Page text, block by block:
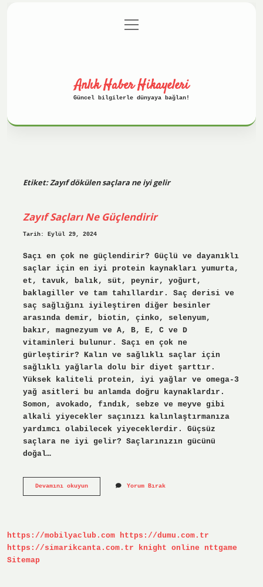
Gizlilik Politikası
menüyü
aç
Anlık Haber Hikayeleri
Güncel bilgilerle dünyaya bağlan!
Etiket:Zayıf dökülen saçlara ne iyi gelir
Zayıf Saçları Ne Güçlendirir
Tarih: Eylül 29, 2024
Saçı en çok ne güçlendirir? Güçlü ve dayanıklı
saçlar için en iyi protein kaynakları yumurta,
et, tavuk, balık, süt, peynir, yoğurt,
baklagiller ve tam tahıllardır. Saç derisi ve
saç sağlığını iyileştiren diğer besinler
arasında demir, biotin, çinko, selenyum,
bakır, magnezyum ve A, B, E, C ve D
vitaminleri bulunur. Saçı en çok ne
gürleştirir? Kalın ve sağlıklı saçlar için
sağlıklı yağlarla dolu bir diyet şarttır.
Yüksek kaliteli protein, iyi yağlar ve omega-3
yağ asitleri bu anlamda doğru kaynaklardır.
Somon, avokado, fındık, sebze ve meyve gibi
alkali yiyecekler saçınızı kalınlaştırmanıza
yardımcı olabilecek yiyeceklerdir. Güçsüz
saçlara ne iyi gelir? Saçlarınızın gücünü
doğal…
Devamını okuyunZayıf
Yorum Bırak
https://mobilyaclub.com https://dumu.com.tr
https://simarikcanta.com.tr
knight online
nttgame
Sitemap